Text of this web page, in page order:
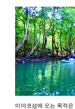
미야코섬에 오는 목적